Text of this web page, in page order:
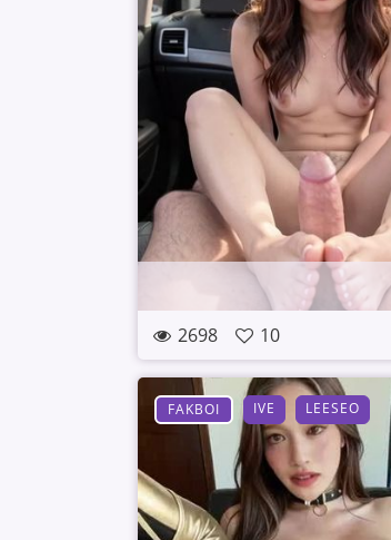
2698 10
FAKBOI IVE LEESEO